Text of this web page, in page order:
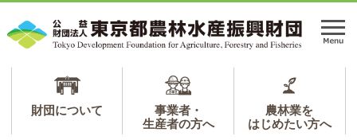
ジ
ュ
メ
財団について
事業者・
生産者の方へ
農林業を
はじめたい方へ